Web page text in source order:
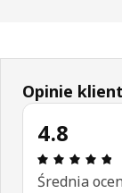
Opinie
4.8
Średnia